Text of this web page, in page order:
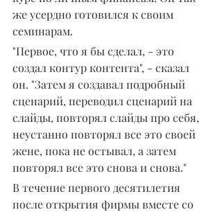
же усердно готовился к своим
семинарам.
"Первое, что я бы сделал, - это
создал контур контента", - сказал
он. "Затем я создавал подробный
сценарий, переводил сценарий на
слайды, повторял слайды про себя,
неустанно повторял все это своей
жене, пока не остывал, а затем
повторял все это снова и снова."
В течение первого десятилетия
после открытия фирмы вместе со